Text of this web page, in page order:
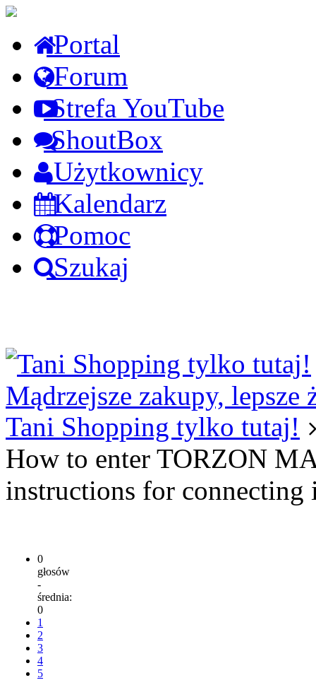
Portal
Forum
Strefa YouTube
ShoutBox
Użytkownicy
Kalendarz
Pomoc
Szukaj
Mądrzejsze zakupy, lepsze
Tani Shopping tylko tutaj!
How to enter TORZON
instructions for connecting
0
głosów
-
średnia:
0
1
2
3
4
5